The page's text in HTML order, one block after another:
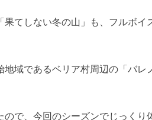
てしない冬の山」も、フルボイ
域であるベリア村周辺の「バ
で、今回のシーズンでじっくり